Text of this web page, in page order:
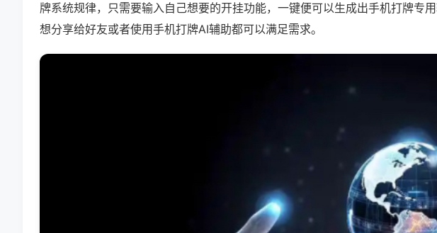
牌系统规律，只需要输入自己想要的开挂功能，一键便可以生成出手机打牌专
想分享给好友或者使用手机打牌AI辅助都可以满足需求。